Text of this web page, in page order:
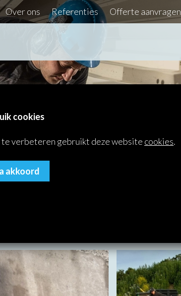
cookies
verbeteren gebruikt deze website cookies.
akkoord
Over ons Referenties Offerte aanvragen